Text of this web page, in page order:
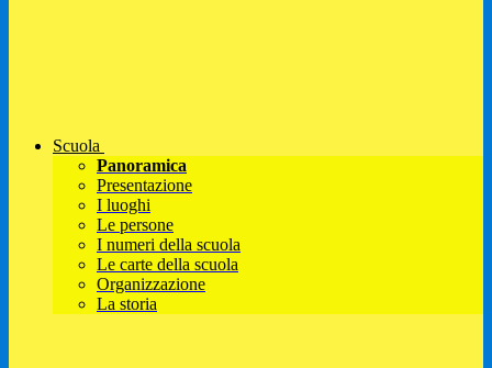
Scuola
Panoramica
Presentazione
I luoghi
Le persone
I numeri della scuola
Le carte della scuola
Organizzazione
La storia